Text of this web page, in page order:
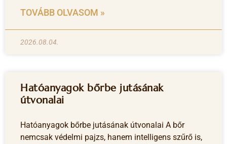
TOVÁBB OLVASOM »
2026.08.04.
Hatóanyagok bőrbe jutásának
útvonalai
Hatóanyagok bőrbe jutásának útvonalai A bőr
nemcsak védelmi pajzs, hanem intelligens szűrő is,